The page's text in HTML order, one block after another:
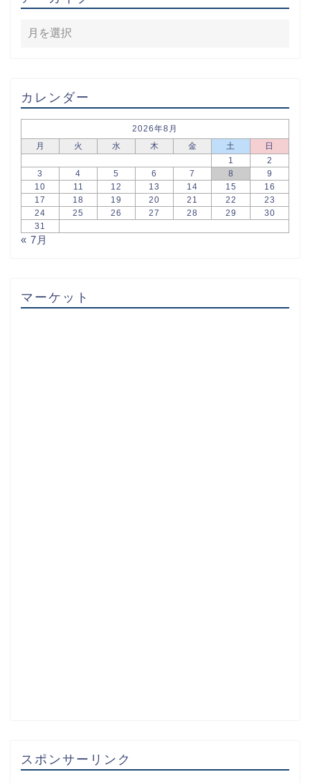
カレンダー
2026年8月
月
火 水 木 金 土
日
1
2
3
4 5 6 7 8
9
10
11 12 13 14 15
16
17
18 19 20 21 22
23
24
25 26 27 28 29
30
31
« 7月
マーケット
スポンサーリンク